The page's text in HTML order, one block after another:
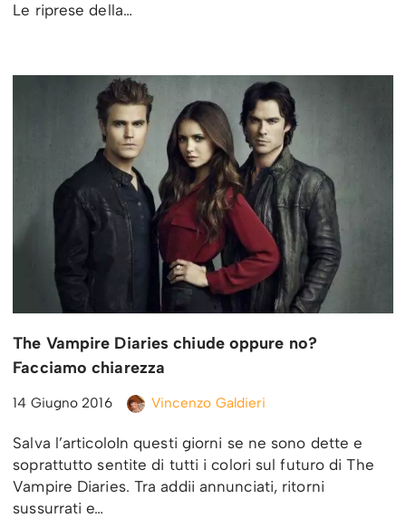
Le riprese della…
The Vampire Diaries chiude oppure no?
Facciamo chiarezza
14 Giugno 2016 Vincenzo Galdieri
Salva l’articoloIn questi giorni se ne sono dette e
soprattutto sentite di tutti i colori sul futuro di The
Vampire Diaries. Tra addii annunciati, ritorni
sussurrati e…